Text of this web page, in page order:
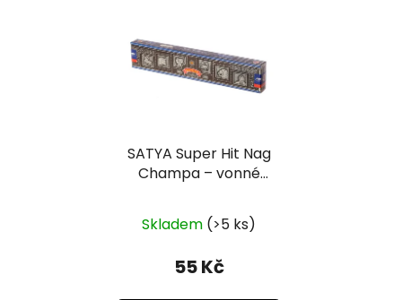
SATYA Super Hit Nag
Champa – vonné
Skladem (>5 ks)
55 Kč